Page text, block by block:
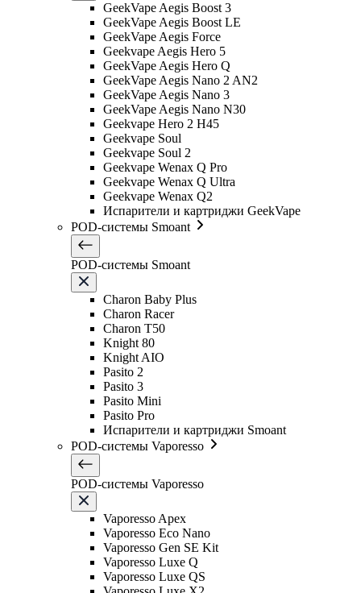
GeekVape Aegis Boost 3
GeekVape Aegis Boost LE
GeekVape Aegis Force
Geekvape Aegis Hero 5
GeekVape Aegis Hero Q
GeekVape Aegis Nano 2 AN2
GeekVape Aegis Nano 3
GeekVape Aegis Nano N30
Geekvape Hero 2 H45
Geekvape Soul
Geekvape Soul 2
Geekvape Wenax Q Pro
Geekvape Wenax Q Ultra
Geekvape Wenax Q2
Испарители и картриджи GeekVape
POD-системы Smoant
POD-системы Smoant
Charon Baby Plus
Charon Racer
Charon T50
Knight 80
Knight AIO
Pasito 2
Pasito 3
Pasito Mini
Pasito Pro
Испарители и картриджи Smoant
POD-системы Vaporesso
POD-системы Vaporesso
Vaporesso Apex
Vaporesso Eco Nano
Vaporesso Gen SE Kit
Vaporesso Luxe Q
Vaporesso Luxe QS